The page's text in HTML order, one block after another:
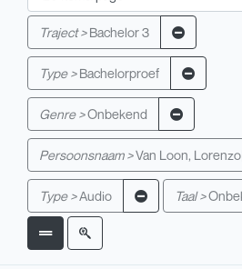
Traject > Bachelor 3
Type > Bachelorproef
Genre >Onbekend
Persoonsnaam >Van Loon,
Type >Audio Taal >